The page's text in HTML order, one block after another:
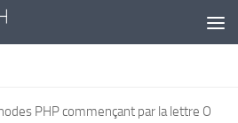
PHP commençant par la lettre O